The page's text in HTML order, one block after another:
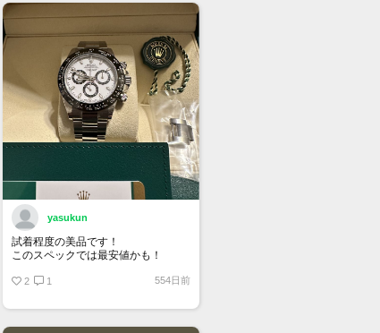
yasukun
試着程度の美品です！
このスペックでは最安値かも！
2 1 554日前